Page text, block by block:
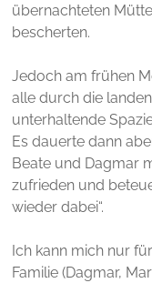
übernachteten
bescherten.
Jedoch am frühen
alle durch die
unterhaltende
Es dauerte dann
Beate und Dagmar
zufrieden und
wieder dabei“.
Ich kann mich nur
Familie (Dagmar,